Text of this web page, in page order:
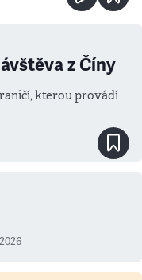
z Číny
kterou provádí